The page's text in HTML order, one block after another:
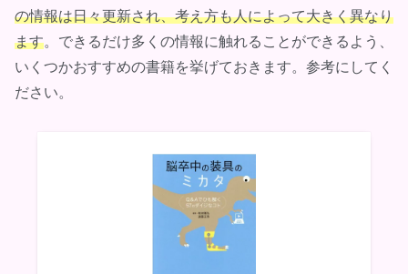
の情報は日々更新され、考え方も人によって大きく異なり
ます。できるだけ多くの情報に触れることができるよう、
いくつかおすすめの書籍を挙げておきます。参考にしてく
ださい。